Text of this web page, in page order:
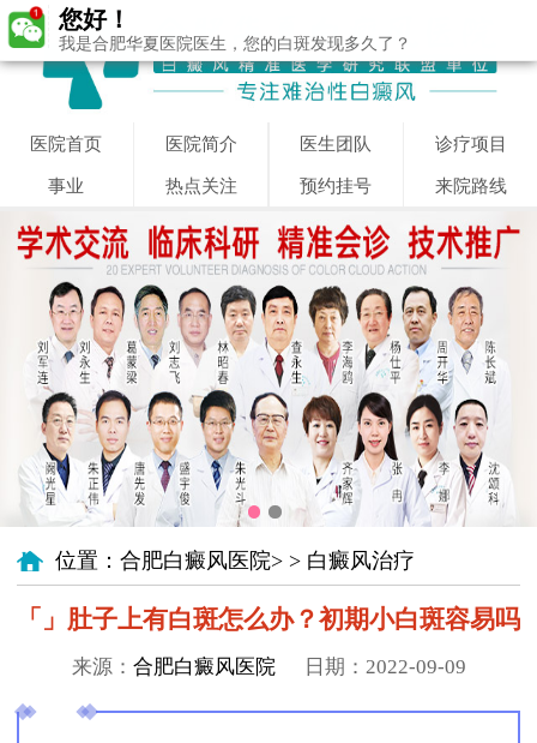
医院首页 医院简介 医生团队 诊疗项目
事业 热点关注 预约挂号 来院路线
位置：合肥白癜风医院> > 白癜风治疗
「」肚子上有白斑怎么办？初期小白斑容易吗
来源： 合肥白癜风医院日期：2022-09-09
您好！
我是合肥华夏医院医生，您的白斑发现多久了？